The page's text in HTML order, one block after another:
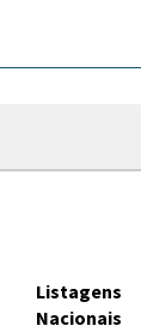
Listagens
Nacionais